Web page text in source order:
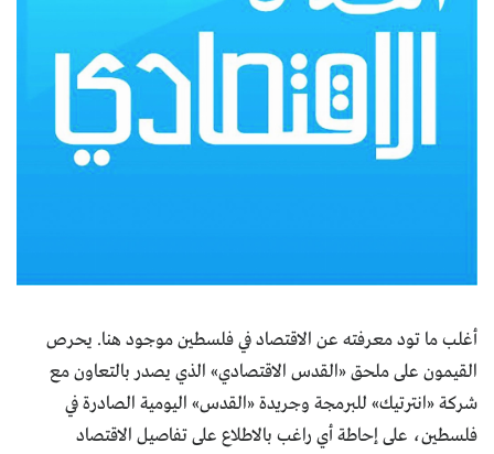
أغلب ما تود معرفته عن الاقتصاد في فلسطين موجود هنا. يحرص
القيمون على ملحق «القدس الاقتصادي» الذي يصدر بالتعاون مع
شركة «انترتيك» للبرمجة وجريدة «القدس» اليومية الصادرة في
فلسطين، على إحاطة أي راغب بالاطلاع على تفاصيل الاقتصاد